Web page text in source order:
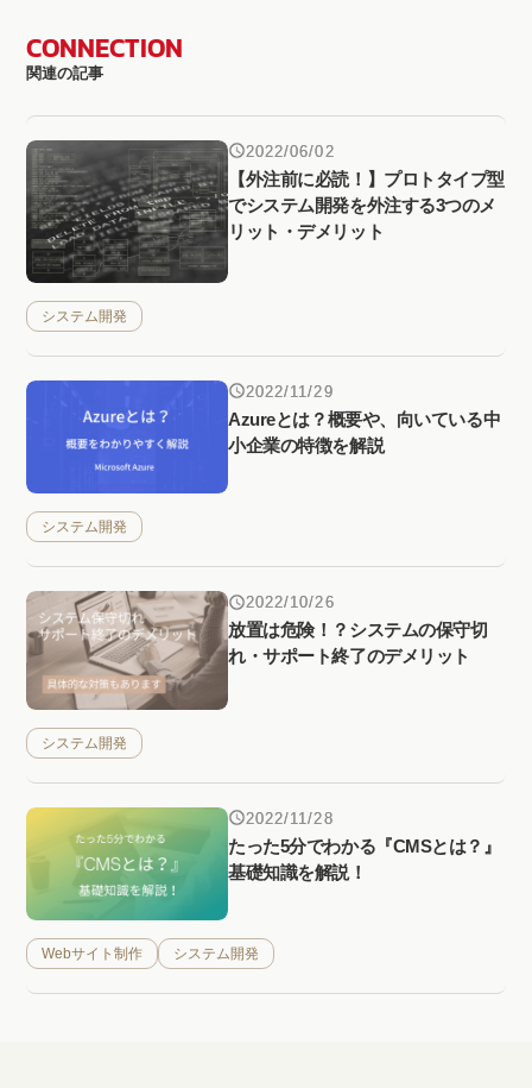
CONNECTION
関連の記事
2022/06/02
【外注前に必読！】プロトタイプ型
でシステム開発を外注する3つのメ
リット・デメリット
システム開発
2022/11/29
Azureとは？概要や、向いている中
小企業の特徴を解説
システム開発
2022/10/26
放置は危険！？システムの保守切
れ・サポート終了のデメリット
システム開発
2022/11/28
たった5分でわかる『CMSとは？』
基礎知識を解説！
Webサイト制作 システム開発